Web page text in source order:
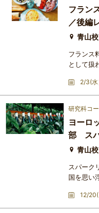
く映し出
み物・文
ていきま
フラン
／後編
トロノ
青山校
フランス
として扱
期のヴェ
ン文化、
て食を語
ランス料
を築いて
までの食
2/3(水
研究科コ
ヨーロ
部 スパ
青山校
スパーク
国を思い
バ…実は
を備えた
12/